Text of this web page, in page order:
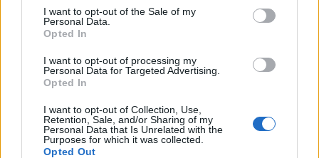
I want to opt-out of the Sale of my
Personal Data.
Opted In
I want to opt-out of processing my
Personal Data for Targeted Advertising.
Opted In
I want to opt-out of Collection, Use,
Retention, Sale, and/or Sharing of my
Personal Data that Is Unrelated with the
Purposes for which it was collected.
Opted Out
alivoimalla
LIITTYVÄT ARTIKKELIT LISÄÄ TEKIJÄLTÄ
Leijonat julkisti ketjut Sveitsi-peliin –
Aleksander Barkov tekee paluun
kaukaloon